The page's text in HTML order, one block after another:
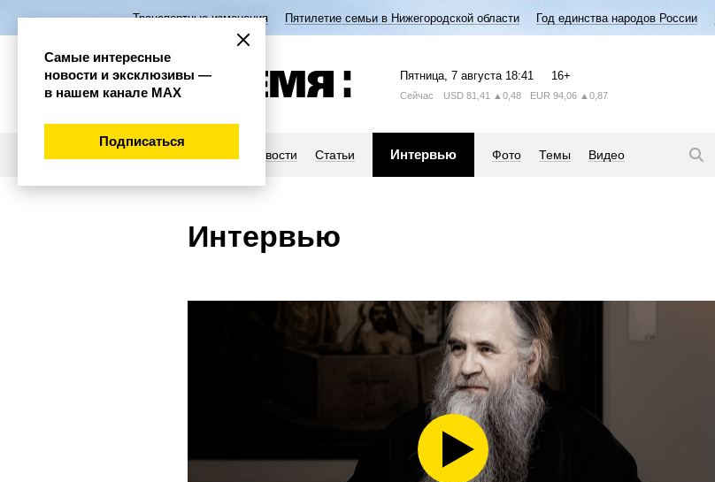
Транспортные изменения Пятилетие семьи в Нижегородской области Год единства народов России
Пятница, 7 августа 18:41 16+
Сейчас USD 81,41 ▲0,48 EUR 94,06 ▲0,87
Новости Статьи Интервью Фото Темы Видео
Интервью
Самые интересные
новости и эксклюзивы —
в нашем канале МАХ
Подписаться